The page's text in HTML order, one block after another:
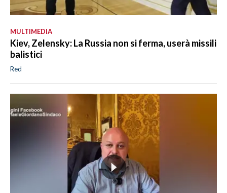
MULTIMEDIA
Kiev, Zelensky: La Russia non si ferma, userà missili
balistici
Red